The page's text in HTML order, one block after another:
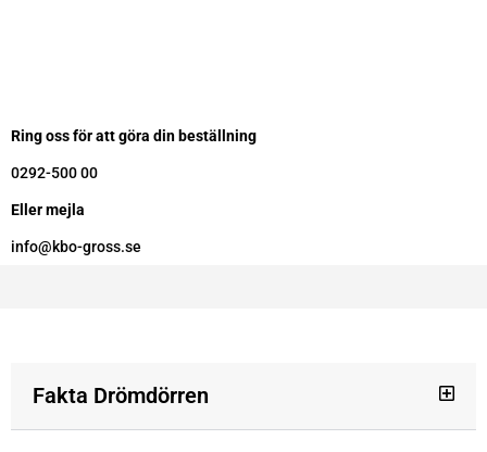
Ring oss för att göra din beställning
0292-500 00
Eller mejla
info@kbo-gross.se
Fakta Drömdörren